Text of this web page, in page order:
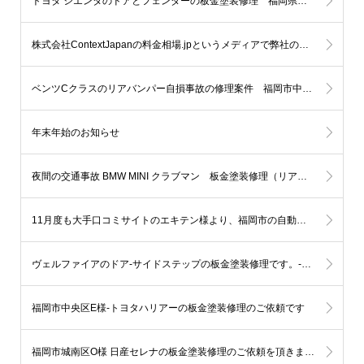
株式会社ContextJapanの料金相場.jpというメディアで弊社の紹介を頂きました。
ベンツCクラスのリアバンパー自損事故の修理案件 福岡市中央区
年末年始のお知らせ
夜間の交通事故 BMW MINI クラブマン 板金塗装修理（リアバンパー）福岡市中央区赤坂N様
11月度も大手口コミサイトのエキテン様より、福岡市の自動車部門にてランキング1位を獲得致しました。
ヴェルファイアのドア-サイドステップの板金塗装修理です。-福岡市西区
福岡市中央区E様-トヨタハリアーの板金塗装修理のご依頼です
福岡市城南区O様 日産セレナの板金塗装修理のご依頼を頂きました